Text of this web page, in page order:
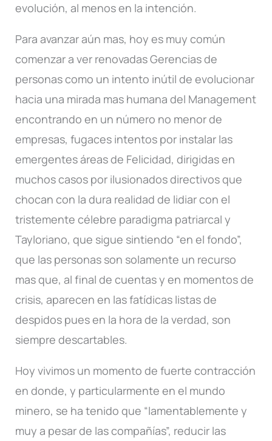
evolución, al menos en la intención.
Para avanzar aún mas, hoy es muy común
comenzar a ver renovadas Gerencias de
personas como un intento inútil de evolucionar
hacia una mirada mas humana del Management
encontrando en un número no menor de
empresas, fugaces intentos por instalar las
emergentes áreas de Felicidad, dirigidas en
muchos casos por ilusionados directivos que
chocan con la dura realidad de lidiar con el
tristemente célebre paradigma patriarcal y
Tayloriano, que sigue sintiendo “en el fondo”,
que las personas son solamente un recurso
mas que, al final de cuentas y en momentos de
crisis, aparecen en las fatídicas listas de
despidos pues en la hora de la verdad, son
siempre descartables.
Hoy vivimos un momento de fuerte contracción
en donde, y particularmente en el mundo
minero, se ha tenido que “lamentablemente y
muy a pesar de las compañías”, reducir las